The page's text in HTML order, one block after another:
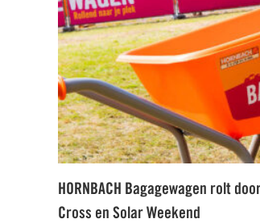
HORNBACH Bagagewagen rolt
Cross en Solar Weekend